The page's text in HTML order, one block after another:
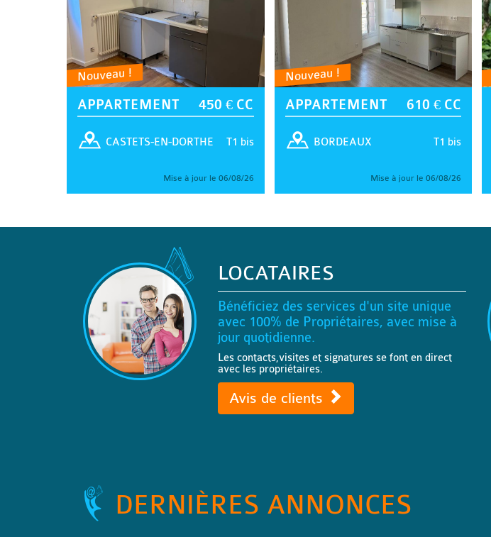
Nouveau !
APPARTEMENT 450 € CC
T1 bis
CASTETS-EN-DORTHE
Mise à jour le 06/08/26
Nouveau !
APPARTEMENT 610 € CC
T1 bis
BORDEAUX
Mise à jour le 06/08/26
LOCATAIRES
Bénéficiez des services d'un site unique
avec 100% de Propriétaires, avec mise à
jour quotidienne.
Les contacts,visites et signatures se font en direct
avec les propriétaires.
Avis de clients
DERNIÈRES ANNONCES